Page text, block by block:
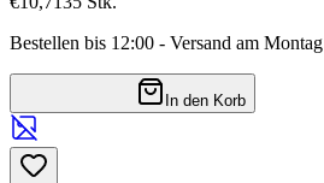
Bestellen bis 12:00 - Versand am Montag
In den Korb